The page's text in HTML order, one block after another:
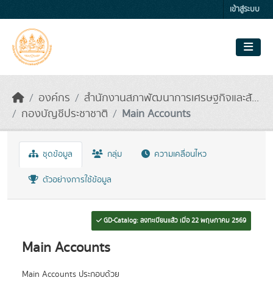
เข้าสู่ระบบ
องค์กร
สำนักงานสภาพัฒนาการเศรษฐกิจและสั...
กองบัญชีประชาชาติ
Main Accounts
ชุดข้อมูล กลุ่ม ความเคลื่อนไหว
ตัวอย่างการใช้ข้อมูล
GD-Catalog: ลงทะเบียนแล้ว เมื่อ 22 พฤษภาคม 2569
Main Accounts
Main Accounts ประกอบด้วย